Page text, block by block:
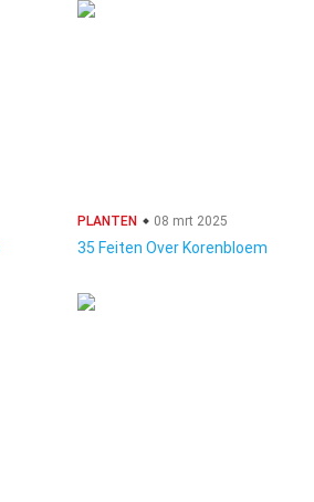
PLANTEN 08 mrt 2025
35 Feiten Over Korenbloem